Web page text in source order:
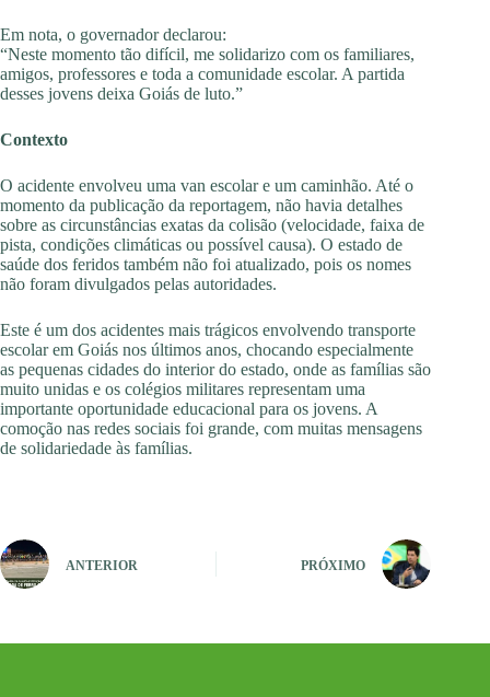
Em nota, o governador declarou:
“Neste momento tão difícil, me solidarizo com os familiares,
amigos, professores e toda a comunidade escolar. A partida
desses jovens deixa Goiás de luto.”
Contexto
O acidente envolveu uma van escolar e um caminhão. Até o
momento da publicação da reportagem, não havia detalhes
sobre as circunstâncias exatas da colisão (velocidade, faixa de
pista, condições climáticas ou possível causa). O estado de
saúde dos feridos também não foi atualizado, pois os nomes
não foram divulgados pelas autoridades.
Este é um dos acidentes mais trágicos envolvendo transporte
escolar em Goiás nos últimos anos, chocando especialmente
as pequenas cidades do interior do estado, onde as famílias são
muito unidas e os colégios militares representam uma
importante oportunidade educacional para os jovens. A
comoção nas redes sociais foi grande, com muitas mensagens
de solidariedade às famílias.
ANTERIOR PRÓXIMO